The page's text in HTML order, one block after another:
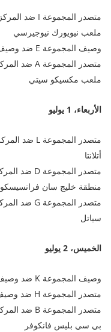
ملعب نيويورك نيوجيرسي
وصيف المجموعة E ضد وصيف المجموعة I – ملعب دالاس
ملعب مكسيكو سيتي
الأربعاء، 1 يوليو
أتلانتا
منطقة خليج سان فرانسيسكو
سياتل
الخميس، 2 يوليو
وصيف المجموعة K ضد وصيف المجموعة L – ملعب تورونتو
متصدر المجموعة H ضد وصيف المجموعة J – ملعب لوس أنجلوس
بي سي بليس فانكوفر